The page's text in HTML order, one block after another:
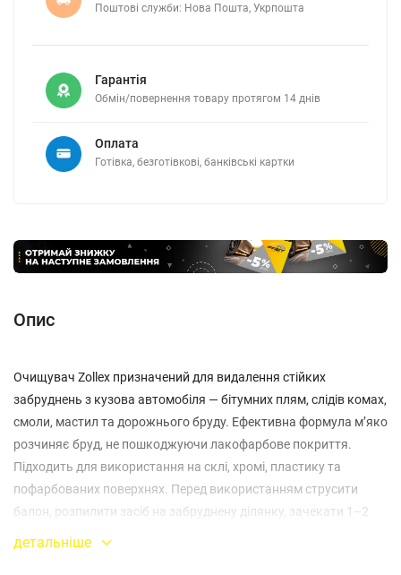
Поштові служби: Нова Пошта, Укрпошта
Гарантія
Обмін/повернення товару протягом 14 днів
Оплата
Готівка, безготівкові, банківські картки
Опис
Очищувач Zollex призначений для видалення стійких
забруднень з кузова автомобіля — бітумних плям, слідів комах,
смоли, мастил та дорожнього бруду. Ефективна формула м’яко
розчиняє бруд, не пошкоджуючи лакофарбове покриття.
Підходить для використання на склі, хромі, пластику та
пофарбованих поверхнях. Перед використанням струсити
балон, розпилити засіб на забруднену ділянку, зачекати 1–2
хвилини, після чого витерти м’якою ганчіркою.
детальніше